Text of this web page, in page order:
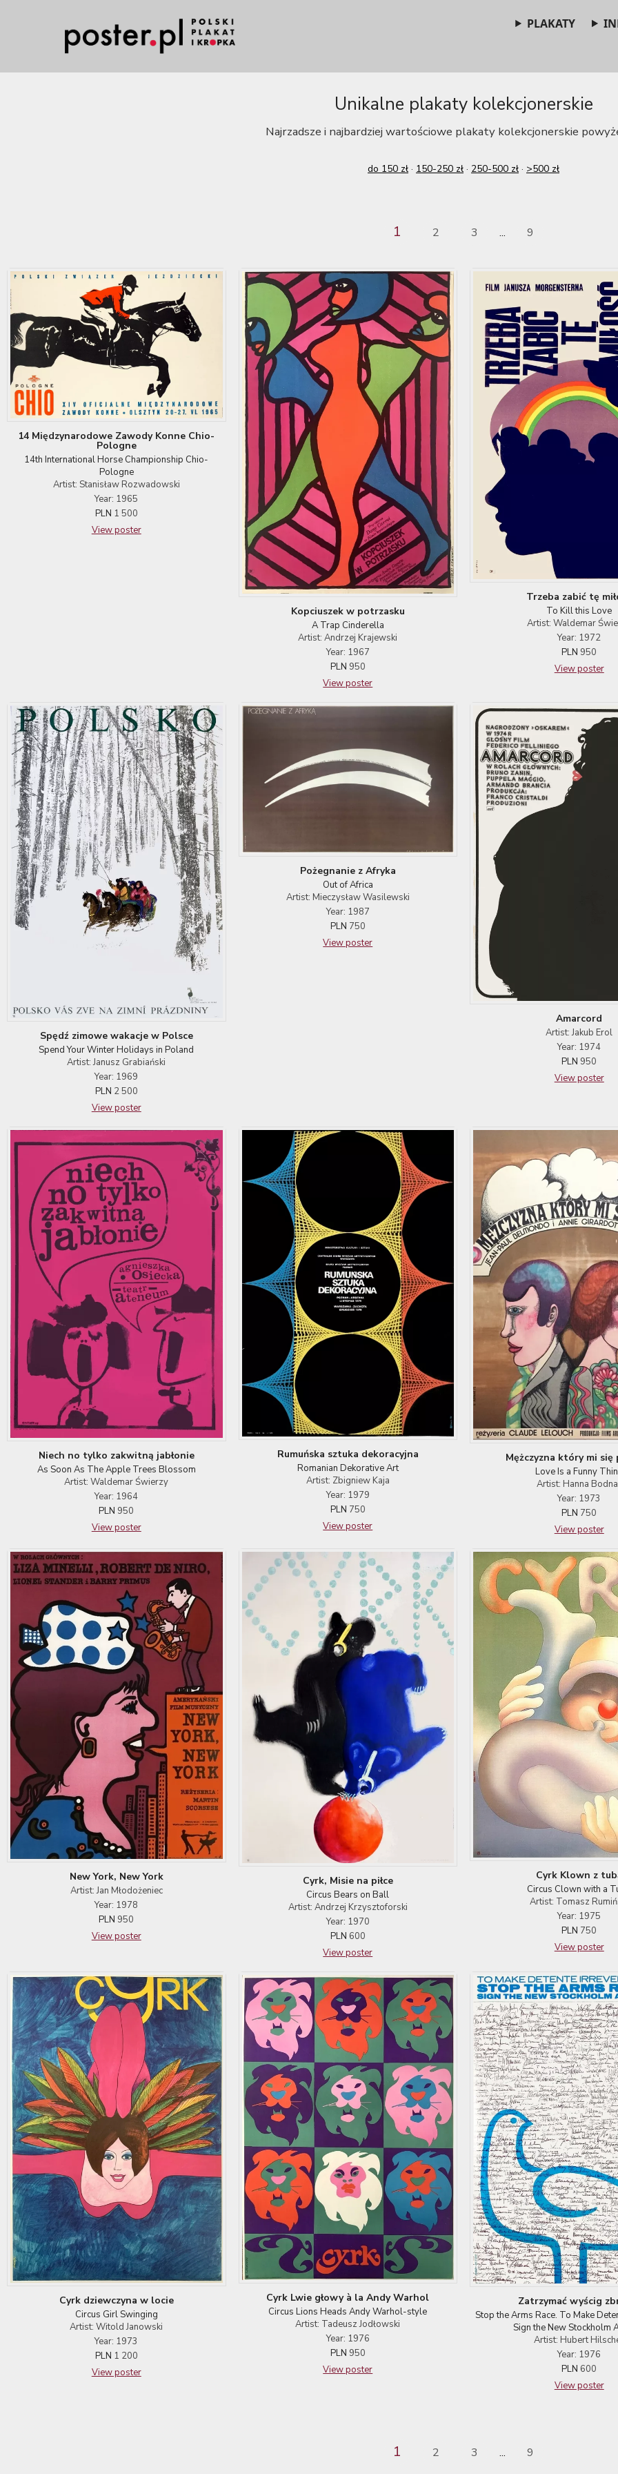
PLAKATY
Unikalne plakaty kolekcjonerskie
Najrzadsze i najbardziej wartościowe plakaty kolekcjonerskie
do 150 zł · 150-250 zł · 250-500 zł · >500 zł
1 2 3 ... 9
14 Międzynarodowe Zawody Konne Chio-
Pologne
14th International Horse Championship Chio-
Pologne
Artist: Stanisław Rozwadowski
Year: 1965
PLN 1 500
View poster
Kopciuszek w potrzasku
A Trap Cinderella
Artist: Andrzej Krajewski
Year: 1967
PLN 950
View poster
Trzeba zabić tę
To Kill this Love
Artist: Waldemar
Year: 1972
PLN 950
View poster
Spędź zimowe wakacje w Polsce
Spend Your Winter Holidays in Poland
Artist: Janusz Grabiański
Year: 1969
PLN 2 500
View poster
Pożegnanie z Afryka
Out of Africa
Artist: Mieczysław Wasilewski
Year: 1987
PLN 750
View poster
Amarcord
Artist: Jakub Erol
Year: 1974
PLN 950
View poster
Niech no tylko zakwitną jabłonie
As Soon As The Apple Trees Blossom
Artist: Waldemar Świerzy
Year: 1964
PLN 950
View poster
Rumuńska sztuka dekoracyjna
Romanian Dekorative Art
Artist: Zbigniew Kaja
Year: 1979
PLN 750
View poster
Mężczyzna który mi się
Love Is a Funny
Artist: Hanna
Year: 1973
PLN 750
View poster
New York, New York
Artist: Jan Młodożeniec
Year: 1978
PLN 950
View poster
Cyrk, Misie na piłce
Circus Bears on Ball
Artist: Andrzej Krzysztoforski
Year: 1970
PLN 600
View poster
Cyrk Klown z
Circus Clown with a
Artist: Tomasz
Year: 1975
PLN 750
View poster
Cyrk dziewczyna w locie
Circus Girl Swinging
Artist: Witold Janowski
Year: 1973
PLN 1 200
View poster
Cyrk Lwie głowy à la Andy Warhol
Circus Lions Heads Andy Warhol-style
Artist: Tadeusz Jodłowski
Year: 1976
PLN 950
View poster
Zatrzymać wyścig
Stop the Arms Race. To Make
Sign the New Stockholm
Artist: Hubert
Year: 1976
PLN 600
View poster
1 2 3 ... 9